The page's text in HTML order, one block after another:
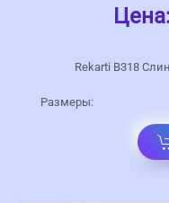
Rekarti В318
Размеры: